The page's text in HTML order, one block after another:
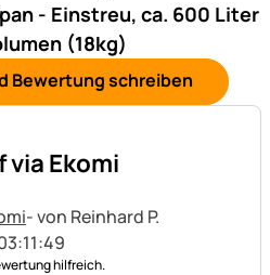
- Einstreu, ca. 600 Liter
(18kg)
Bewertung schreiben
Ekomi
- von Reinhard P.
hilfreich.